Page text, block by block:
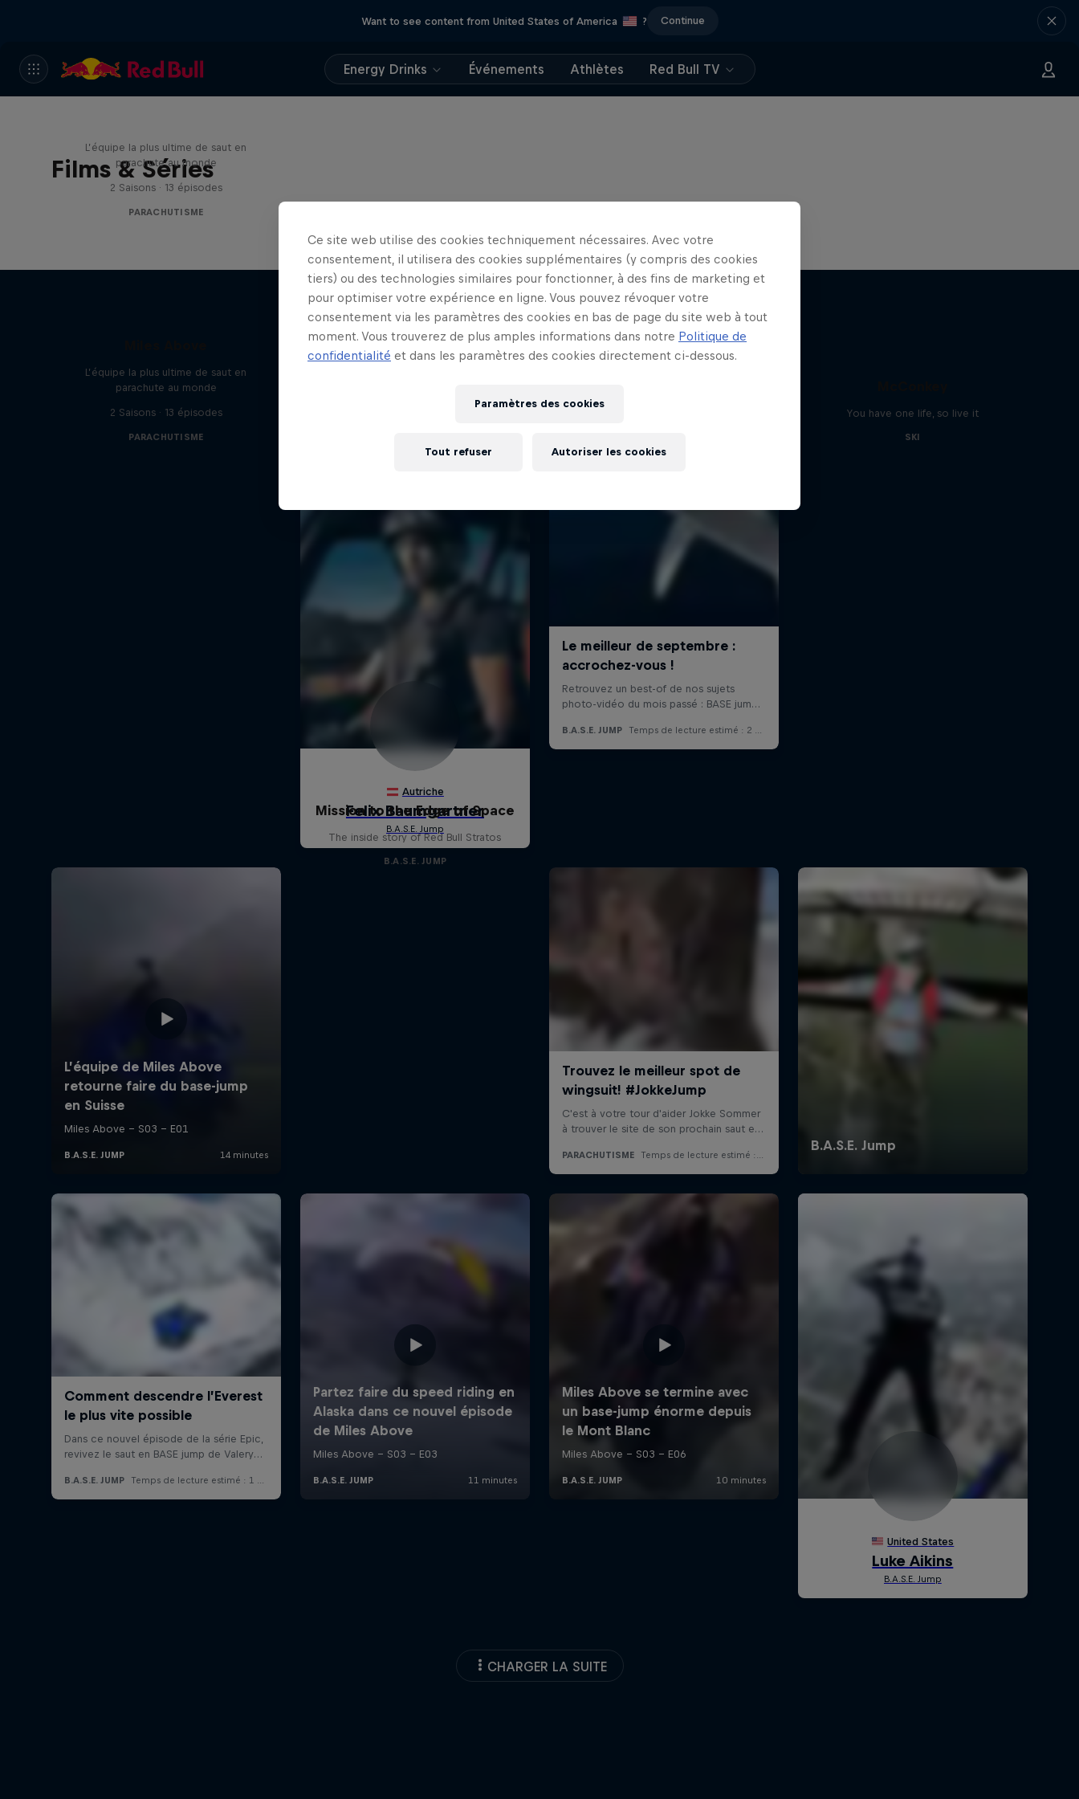
Want to see content from United States of America ? Continue
Energy Drinks Événements Athlètes Red Bull TV
Films & Séries
L’équipe la plus ultime de saut en
parachute au monde
2 Saisons · 13 épisodes
PARACHUTISME
L’équipe la plus ultime de saut en
parachute au monde
2 Saisons · 13 épisodes
PARACHUTISME
You have one life, so live it
SKI
Mission to the Edge of Space
The inside story of Red Bull Stratos
B.A.S.E. JUMP
CHARGER LA SUITE
Ce site web utilise des cookies techniquement nécessaires. Avec votre
consentement, il utilisera des cookies supplémentaires (y compris des cookies
tiers) ou des technologies similaires pour fonctionner, à des fins de marketing et
pour optimiser votre expérience en ligne. Vous pouvez révoquer votre
consentement via les paramètres des cookies en bas de page du site web à tout
moment. Vous trouverez de plus amples informations dans notre Politique de
confidentialité et dans les paramètres des cookies directement ci-dessous.
Paramètres des cookies
Tout refuser Autoriser les cookies